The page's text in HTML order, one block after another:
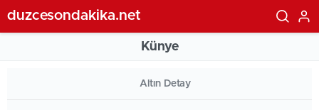
duzcesondakika.net
Künye
Altın Detay